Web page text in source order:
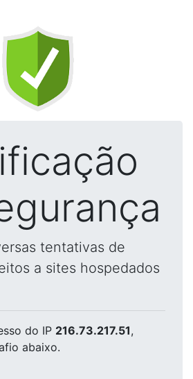
tentativas de
a sites hospedados
do IP 216.73.217.51,
abaixo.